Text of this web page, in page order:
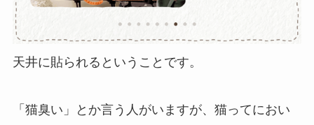
天井に貼られるということです。
「猫臭い」とか言う人がいますが、猫ってにおい